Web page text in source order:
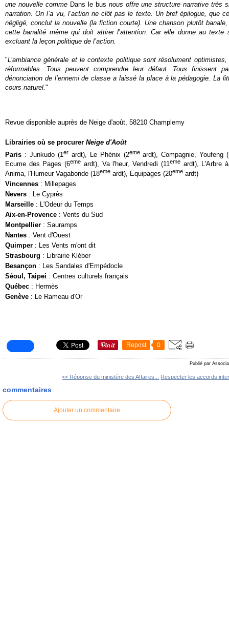
une nouvelle commeDans le bus nous offre une structure narrative très
narration. On l’a vu, l’action ne clôt pas le texte. Un bref épilogue, que
négligé, conclut la nouvelle (la fiction courte). Une chanson plutôt
cette banalité même qui doit attirer l’attention. Car elle donne au
excluant la leçon politique de l’action.
"L’ambiance générale et le contexte politique sont résolument
réformables. Tous peuvent comprendre leur défaut. Tous finissent
dénonciation de l’ennemi de classe a laissé la place à la pédagogie. La
cours naturel."
Revue disponible auprès de Neige d'août, 58210 Champlemy
Librairies où se procurer Neige d'Août
Paris : Junkudo (1erardt), Le Phénix (2emeardt), Compagnie, Youfeng
Ecume des Pages (6eme ardt), Va l'heur, Vendredi (11emeardt), L'Arbre
Anima, l'Humeur Vagabonde (18eme ardt), Equipages (20eme ardt)
Vincennes : Millepages
Nevers : Le Cyprès
Marseille : L'Odeur du Temps
Aix-en-Provence : Vents du Sud
Montpellier : Sauramps
Nantes : Vent d'Ouest
Quimper : Les Vents m'ont dit
Strasbourg : Librairie Kléber
Besançon : Les Sandales d'Empédocle
Séoul, Taipei : Centres culturels français
Québec : Hermès
Genève : Le Rameau d'Or
Repost 0
Publié par
<< Réponse du ministère des Affaires... Respecter les accords
commentaires
Ajouter un commentaire